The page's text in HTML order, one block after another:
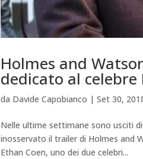
Holmes and
dedicato al celebre
da Davide Capobianco |Set 30,
Nelle ultime settimane sono usciti
inosservato il trailer di Holmes and
Ethan Coen, uno dei due celebri...